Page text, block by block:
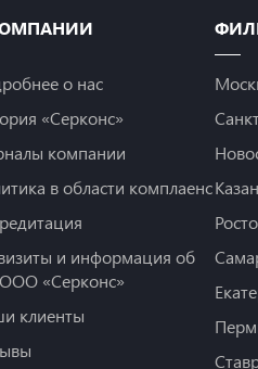
о нас
«Серконс»
компании
в области комплаенс
и информация об
«Серконс»
клиенты